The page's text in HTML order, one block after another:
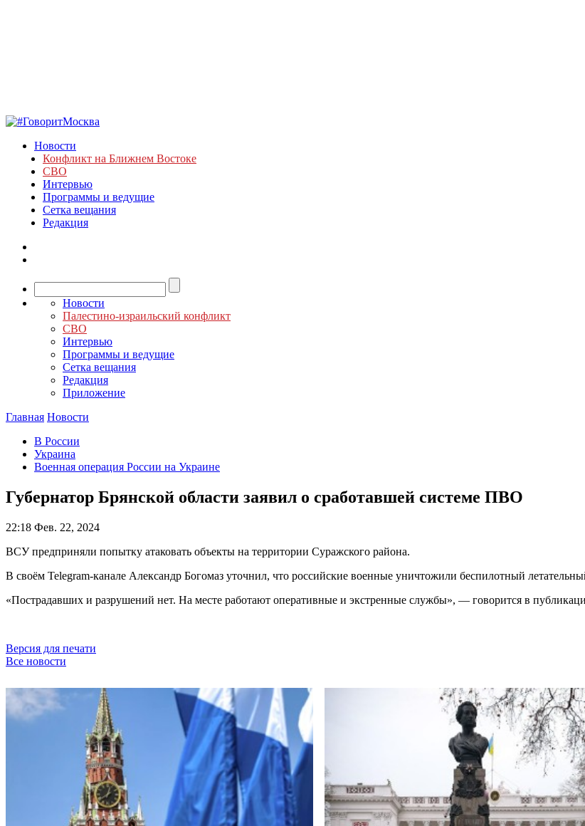
Новости
Конфликт на Ближнем Востоке
СВО
Интервью
Программы и ведущие
Сетка вещания
Редакция
Новости
Палестино-израильский конфликт
СВО
Интервью
Программы и ведущие
Сетка вещания
Редакция
Приложение
Главная Новости
В России
Украина
Военная операция России на Украине
Губернатор Брянской области заявил о сработавшей системе ПВО
22:18 Фев. 22, 2024
ВСУ предприняли попытку атаковать объекты на территории Суражского района.
В своём Telegram-канале Александр Богомаз уточнил, что российские военные уничтожили беспилотный
«Пострадавших и разрушений нет. На месте работают оперативные и экстренные службы», — говорится в
Версия для печати
Все новости